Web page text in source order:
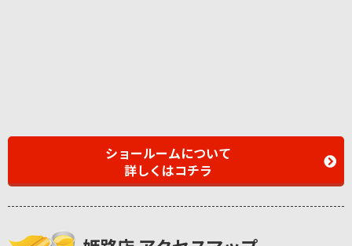
ショールームについて
詳しくはコチラ